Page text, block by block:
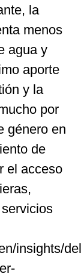
la
menos
agua y
aporte
y la
por
género en
de
el acceso
insights/